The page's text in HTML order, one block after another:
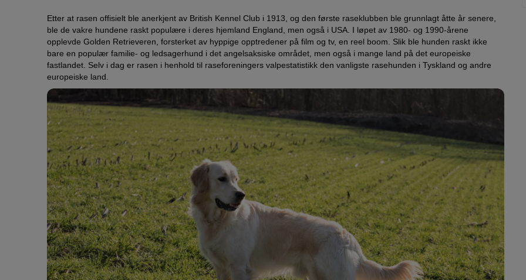
Etter at rasen offisielt ble anerkjent av British Kennel Club i 1913, og den første raseklubben ble grunnlagt åtte år senere,
ble de vakre hundene raskt populære i deres hjemland England, men også i USA. I løpet av 1980- og 1990-årene
opplevde Golden Retrieveren, forsterket av hyppige opptredener på film og tv, en reel boom. Slik ble hunden raskt ikke
bare en populær familie- og ledsagerhund i det angelsaksiske området, men også i mange land på det europeiske
fastlandet. Selv i dag er rasen i henhold til raseforeningers valpestatistikk den vanligste rasehunden i Tyskland og andre
europeiske land.